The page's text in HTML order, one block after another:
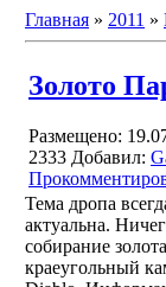
Главная » 2011 »
Золото
Размещено:
2333 Добавил:
Тема дропа
актуальна.
собирание
краеугольный